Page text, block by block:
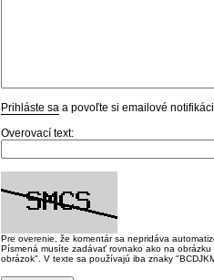
Prihláste sa a povoľte si emailové
Overovací text:
Pre overenie, že komentár sa nepridáva
Písmená musíte zadávať rovnako ako na
obrázok". V texte sa používajú iba znaky